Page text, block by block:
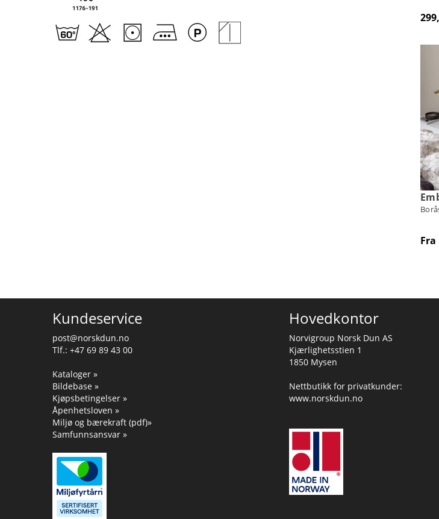
Fra
Kundeservice
post@norskdun.no
Tlf.: +47 69 89 43 00
Kataloger »
Bildebase »
Kjøpsbetingelser »
Åpenhetsloven »
Miljø og bærekraft (pdf)»
Samfunnsansvar »
Hovedkontor
Norvigroup Norsk Dun AS
Kjærlighetsstien 1
1850 Mysen
Nettbutikk for privatkunder:
www.norskdun.no